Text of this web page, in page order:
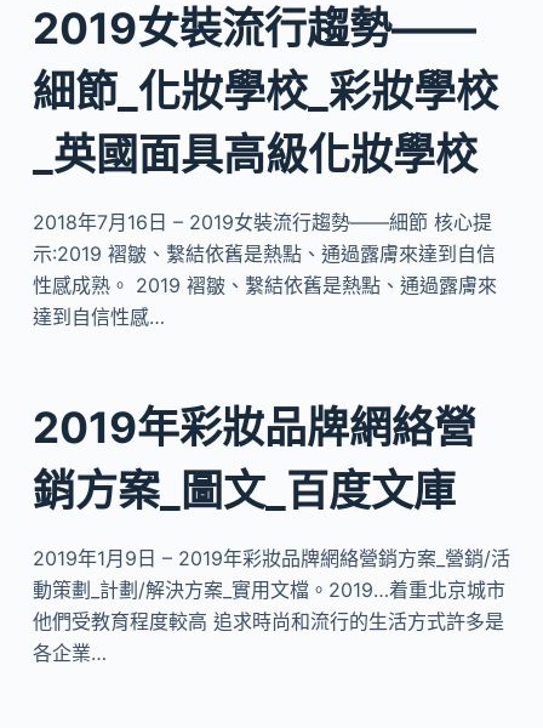
2019女裝流行趨勢——
細節_化妝學校_彩妝學校
_英國面具高級化妝學校
2018年7月16日 – 2019女裝流行趨勢——細節 核心提
示:2019 褶皺、繫結依舊是熱點、通過露膚來達到自信
性感成熟。 2019 褶皺、繫結依舊是熱點、通過露膚來
達到自信性感…
2019年彩妝品牌網絡營
銷方案_圖文_百度文庫
2019年1月9日 – 2019年彩妝品牌網絡營銷方案_營銷/活
動策劃_計劃/解決方案_實用文檔。2019…着重北京城市
他們受教育程度較高 追求時尚和流行的生活方式許多是
各企業…